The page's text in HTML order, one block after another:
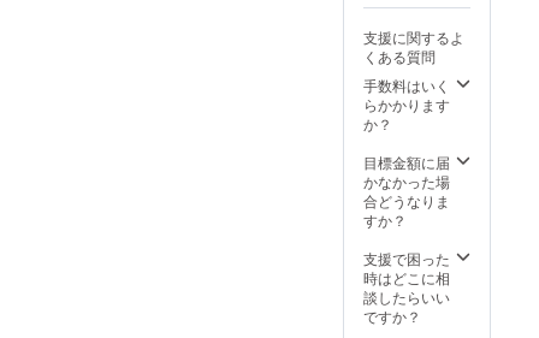
定】
「雨上
がりの
森」を
イメー
ジした
ドル
（ミニ3
個） ・
ナルポ
スト
カード
・実行
（通常
サイ
ズ 香
りはお
まかせ
& お楽
本未発
売&発売
未定】
ミニ
キャン
ドルギ
フト
Wildrac
をまる
ごと体
感でき
る、ア
定コレ
クショ
ンで
の内容
が揃う
のは、
このク
未定の
本体
キャン
ドル
や、香
ぎゅっ
と詰め
込んだ
ミニ
ドル、
さらに
は、
テーマ
支援に関するよ
くある質問
手数料はいく
らかかります
か？
目標金額に届
かなかった場
合どうなりま
すか？
支援で困った
時はどこに相
談したらいい
ですか？